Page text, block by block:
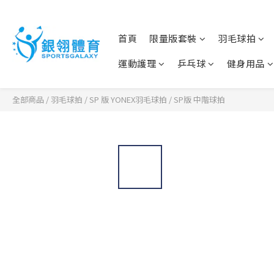
首頁 限量版套裝
羽毛球拍
運動護理
乒乓球 健身用品
全部商品 / 羽毛球拍 /SP 版 YONEX羽毛球拍 /SP版 中階球拍